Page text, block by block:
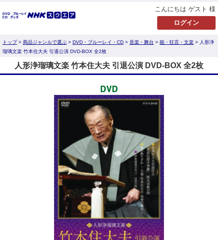
こんにちは ゲスト 様
トップ> 商品ジャンルで選ぶ > DVD・ブルーレイ・CD > 音楽・舞台 > 能・狂言・文楽 > 人形浄
瑠璃文楽 竹本住大夫 引退公演 DVD-BOX 全2枚
人形浄瑠璃文楽 竹本住大夫 引退公演 DVD-BOX 全2枚